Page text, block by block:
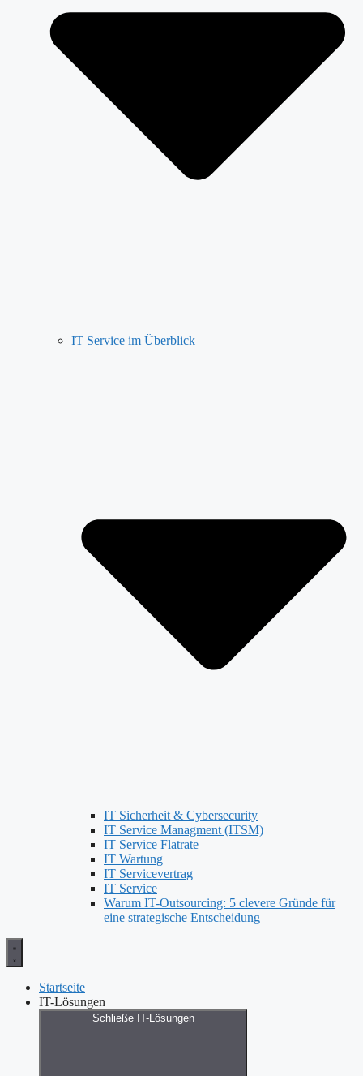
IT Service im Überblick
IT Sicherheit & Cybersecurity
IT Service Managment (ITSM)
IT Service Flatrate
IT Wartung
IT Servicevertrag
IT Service
Warum IT-Outsourcing: 5 clevere Gründe für
eine strategische Entscheidung
Startseite
IT-Lösungen
Schließe IT-Lösungen